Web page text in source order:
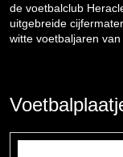
de voetbalclub
uitgebreide
witte voetbaljaren van